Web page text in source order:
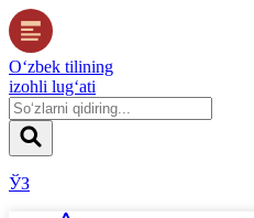
O‘zbek tilining
izohli lug‘ati
ЎЗ